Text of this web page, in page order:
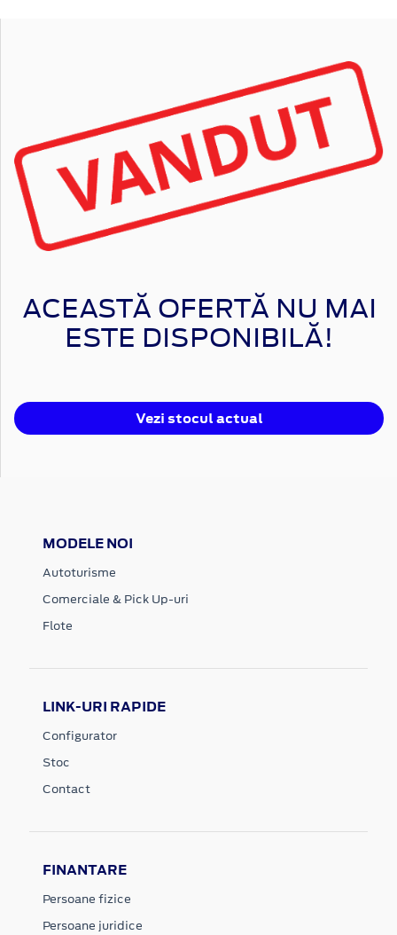
ACEASTĂ OFERTĂ NU MAI
ESTE DISPONIBILĂ!
Vezi stocul actual
MODELE NOI
Autoturisme
Comerciale & Pick Up-uri
Flote
LINK-URI RAPIDE
Configurator
Stoc
Contact
FINANTARE
Persoane fizice
Persoane juridice